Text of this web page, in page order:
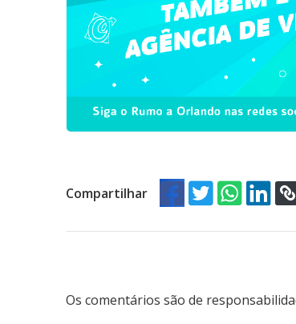
Compartilhar
Os comentários são de